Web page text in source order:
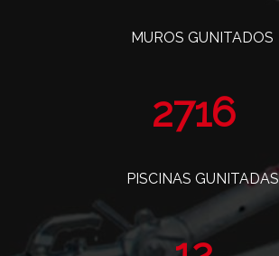
MUROS GUNITADOS
3329
PISCINAS GUNITADAS